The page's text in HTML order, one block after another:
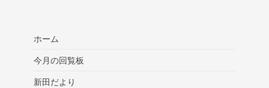
ホーム
今月の回覧板
新田だより